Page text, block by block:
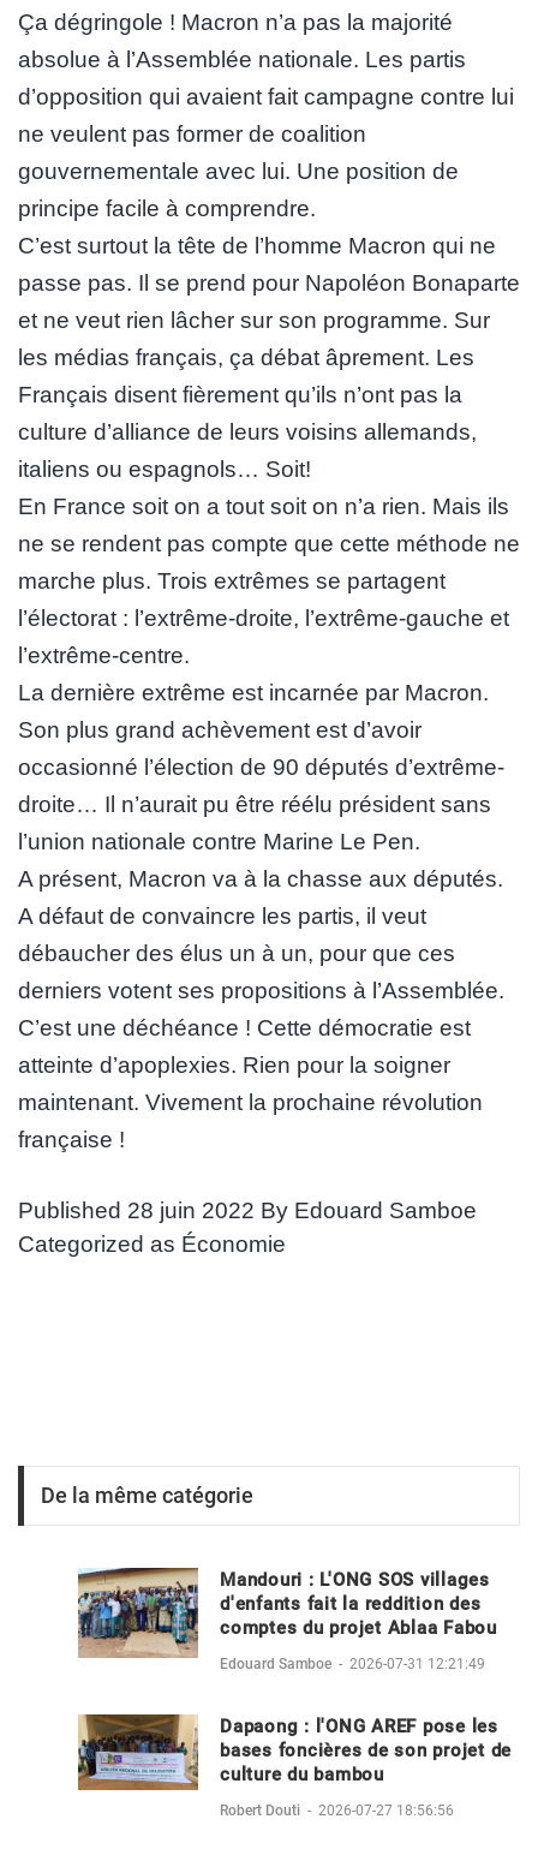
Ça dégringole ! Macron n’a pas la majorité
absolue à l’Assemblée nationale. Les partis
d’opposition qui avaient fait campagne contre lui
ne veulent pas former de coalition
gouvernementale avec lui. Une position de
principe facile à comprendre.
C’est surtout la tête de l’homme Macron qui ne
passe pas. Il se prend pour Napoléon Bonaparte
et ne veut rien lâcher sur son programme. Sur
les médias français, ça débat âprement. Les
Français disent fièrement qu’ils n’ont pas la
culture d’alliance de leurs voisins allemands,
italiens ou espagnols… Soit!
En France soit on a tout soit on n’a rien. Mais ils
ne se rendent pas compte que cette méthode ne
marche plus. Trois extrêmes se partagent
l’électorat : l’extrême-droite, l’extrême-gauche et
l’extrême-centre.
La dernière extrême est incarnée par Macron.
Son plus grand achèvement est d’avoir
occasionné l’élection de 90 députés d’extrême-
droite… Il n’aurait pu être réélu président sans
l’union nationale contre Marine Le Pen.
A présent, Macron va à la chasse aux députés.
A défaut de convaincre les partis, il veut
débaucher des élus un à un, pour que ces
derniers votent ses propositions à l’Assemblée.
C’est une déchéance ! Cette démocratie est
atteinte d’apoplexies. Rien pour la soigner
maintenant. Vivement la prochaine révolution
française !
Published 28 juin 2022 By Edouard Samboe
Categorized as Économie
De la même catégorie
Mandouri : L'ONG SOS villages
d'enfants fait la reddition des
comptes du projet Ablaa Fabou
Edouard Samboe - 2026-07-31 12:21:49
Dapaong : l'ONG AREF pose les
bases foncières de son projet de
culture du bambou
Robert Douti - 2026-07-27 18:56:56